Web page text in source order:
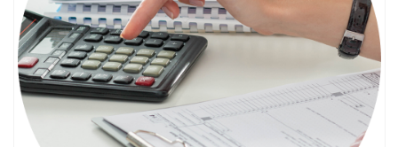
Смотреть проект